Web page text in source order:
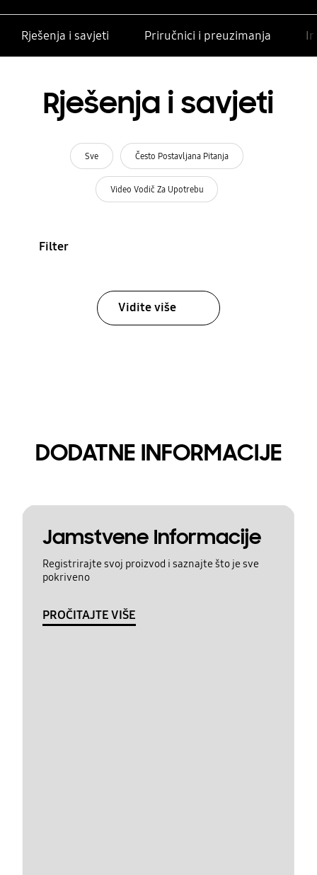
Rješenja i savjeti Priručnici i preuzimanja
Rješenja i savjeti
Sve Često Postavljana Pitanja
Video Vodič Za Upotrebu
Filter
Vidite više
DODATNE INFORMACIJE
Jamstvene Informacije
Registrirajte svoj proizvod i saznajte što je sve
pokriveno
PROČITAJTE VIŠE